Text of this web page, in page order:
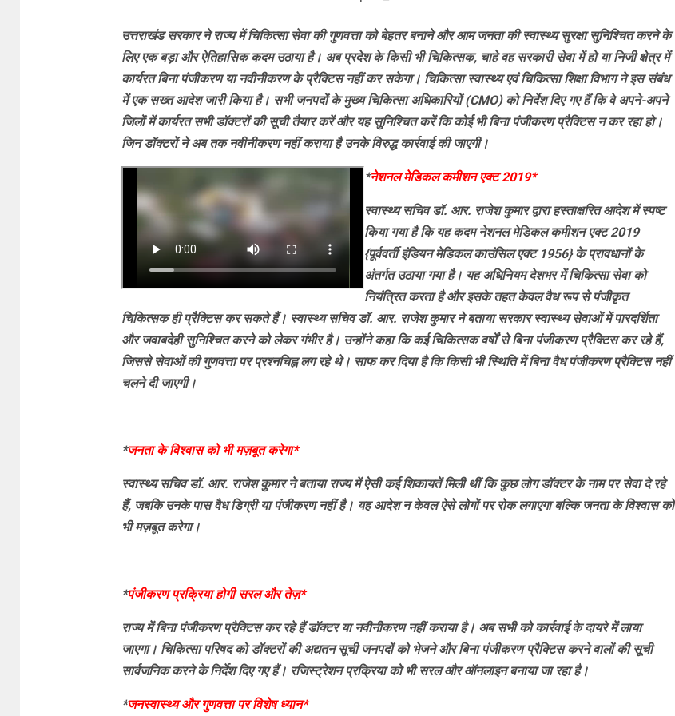
उत्तराखंड सरकार ने राज्य में चिकित्सा सेवा की गुणवत्ता को बेहतर बनाने और आम जनता की स्वास्थ्य सुरक्षा सुनिश्चित करने के
लिए एक बड़ा और ऐतिहासिक कदम उठाया है। अब प्रदेश के किसी भी चिकित्सक, चाहे वह सरकारी सेवा में हो या निजी क्षेत्र में
कार्यरत बिना पंजीकरण या नवीनीकरण के प्रैक्टिस नहीं कर सकेगा। चिकित्सा स्वास्थ्य एवं चिकित्सा शिक्षा विभाग ने इस संबंध
में एक सख्त आदेश जारी किया है। सभी जनपदों के मुख्य चिकित्सा अधिकारियों (CMO) को निर्देश दिए गए हैं कि वे अपने-अपने
जिलों में कार्यरत सभी डॉक्टरों की सूची तैयार करें और यह सुनिश्चित करें कि कोई भी बिना पंजीकरण प्रैक्टिस न कर रहा हो।
जिन डॉक्टरों ने अब तक नवीनीकरण नहीं कराया है उनके विरुद्ध कार्रवाई की जाएगी।
*नेशनल मेडिकल कमीशन एक्ट 2019*
स्वास्थ्य सचिव डॉ. आर. राजेश कुमार द्वारा हस्ताक्षरित आदेश में स्पष्ट
किया गया है कि यह कदम नेशनल मेडिकल कमीशन एक्ट 2019
{पूर्ववर्ती इंडियन मेडिकल काउंसिल एक्ट 1956} के प्रावधानों के
अंतर्गत उठाया गया है। यह अधिनियम देशभर में चिकित्सा सेवा को
नियंत्रित करता है और इसके तहत केवल वैध रूप से पंजीकृत
चिकित्सक ही प्रैक्टिस कर सकते हैं। स्वास्थ्य सचिव डॉ. आर. राजेश कुमार ने बताया सरकार स्वास्थ्य सेवाओं में पारदर्शिता
और जवाबदेही सुनिश्चित करने को लेकर गंभीर है। उन्होंने कहा कि कई चिकित्सक वर्षों से बिना पंजीकरण प्रैक्टिस कर रहे हैं,
जिससे सेवाओं की गुणवत्ता पर प्रश्नचिह्न लग रहे थे। साफ कर दिया है कि किसी भी स्थिति में बिना वैध पंजीकरण प्रैक्टिस नहीं
चलने दी जाएगी।
*जनता के विश्वास को भी मज़बूत करेगा*
स्वास्थ्य सचिव डॉ. आर. राजेश कुमार ने बताया राज्य में ऐसी कई शिकायतें मिली थीं कि कुछ लोग डॉक्टर के नाम पर सेवा दे रहे
हैं, जबकि उनके पास वैध डिग्री या पंजीकरण नहीं है। यह आदेश न केवल ऐसे लोगों पर रोक लगाएगा बल्कि जनता के विश्वास को
भी मज़बूत करेगा।
*पंजीकरण प्रक्रिया होगी सरल और तेज़*
राज्य में बिना पंजीकरण प्रैक्टिस कर रहे हैं डॉक्टर या नवीनीकरण नहीं कराया है। अब सभी को कार्रवाई के दायरे में लाया
जाएगा। चिकित्सा परिषद को डॉक्टरों की अद्यतन सूची जनपदों को भेजने और बिना पंजीकरण प्रैक्टिस करने वालों की सूची
सार्वजनिक करने के निर्देश दिए गए हैं। रजिस्ट्रेशन प्रक्रिया को भी सरल और ऑनलाइन बनाया जा रहा है।
*जनस्वास्थ्य और गुणवत्ता पर विशेष ध्यान*